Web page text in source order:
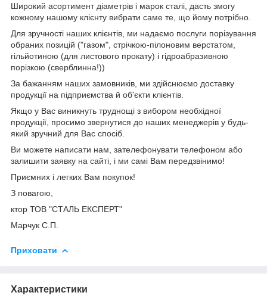
Широкий асортимент діаметрів і марок сталі, дасть змогу
кожному нашому клієнту вибрати саме те, що йому потрібно.
Для зручності наших клієнтів, ми надаємо послуги порізування
обраних позицій ("газом", стрічкою-пілоновим верстатом,
гільйотиною (для листового прокату) і гідроабразивною
порізкою (сверблинна!))
За бажанням наших замовників, ми здійснюємо доставку
продукції на підприємства й об'єкти клієнтів.
Якщо у Вас виникнуть труднощі з вибором необхідної
продукції, просимо звернутися до наших менеджерів у будь-
який зручний для Вас спосіб.
Ви можете написати нам, зателефонувати телефоном або
залишити заявку на сайті, і ми самі Вам передзвінимо!
Приємних і легких Вам покупок!
З повагою,
ктор ТОВ "СТАЛЬ ЕКСПЕРТ"
Марчук С.П.
Приховати
Характеристики